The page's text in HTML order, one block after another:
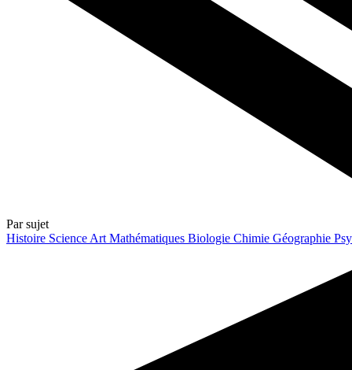
Par sujet
Histoire Science Art Mathématiques Biologie Chimie Géographie